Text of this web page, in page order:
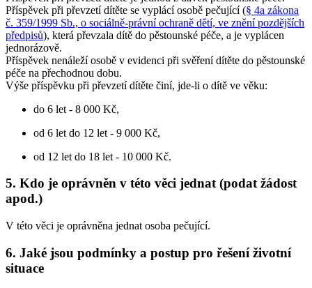
Příspěvek při převzetí dítěte se vyplácí osobě pečující (§ 4a zákona
č. 359/1999 Sb., o sociálně-právní ochraně dětí, ve znění pozdějších
předpisů), která převzala dítě do pěstounské péče, a je vyplácen
jednorázově.
Příspěvek nenáleží osobě v evidenci při svěření dítěte do pěstounské
péče na přechodnou dobu.
Výše příspěvku při převzetí dítěte činí, jde-li o dítě ve věku:
do 6 let - 8 000 Kč,
od 6 let do 12 let - 9 000 Kč,
od 12 let do 18 let - 10 000 Kč.
5. Kdo je oprávněn v této věci jednat (podat žádost
apod.)
V této věci je oprávněna jednat osoba pečující.
6. Jaké jsou podmínky a postup pro řešení životní
situace